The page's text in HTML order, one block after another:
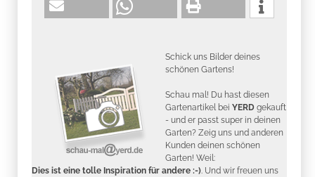
Schick uns Bilder deines
schönen Gartens!
Schau mal! Du hast diesen
Gartenartikel bei YERD gekauft
- und er passt super in deinen
Garten? Zeig uns und anderen
Kunden deinen schönen
Garten! Weil:
Dies ist eine tolle Inspiration für andere :-) . Und wir freuen uns